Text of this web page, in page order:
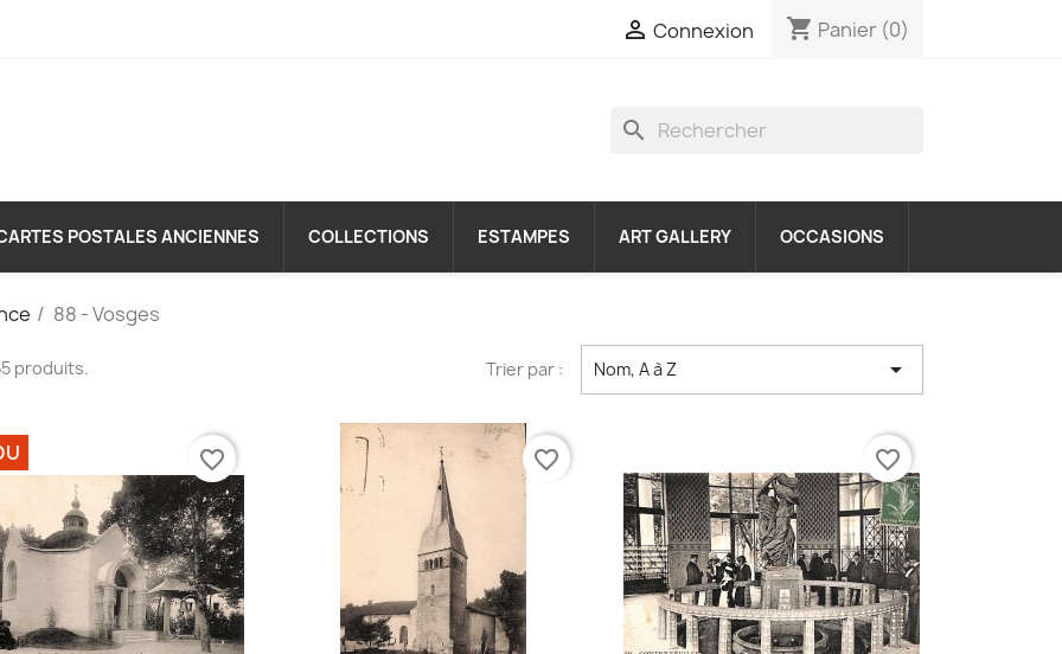
 Connexion shopping_cart Panier (0)
search
POSTALES ANCIENNES COLLECTIONS ESTAMPES ART GALLERY OCCASIONS
88 - Vosges
produits. Trier par : Nom, A à Z 
favorite_border favorite_border favorite_border